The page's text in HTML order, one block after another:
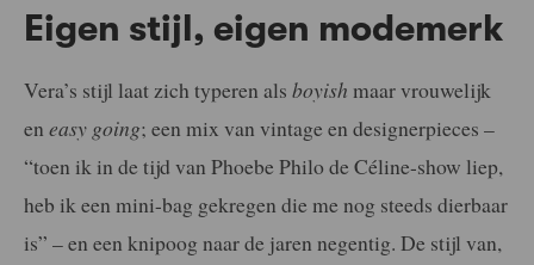
Eigen stijl, eigen modemerk
Vera’s stijl laat zich typeren als boyish maar vrouwelijk
en easy going; een mix van vintage en designerpieces –
“toen ik in de tijd van Phoebe Philo de Céline-show liep,
heb ik een mini-bag gekregen die me nog steeds dierbaar
is” – en een knipoog naar de jaren negentig. De stijl van,